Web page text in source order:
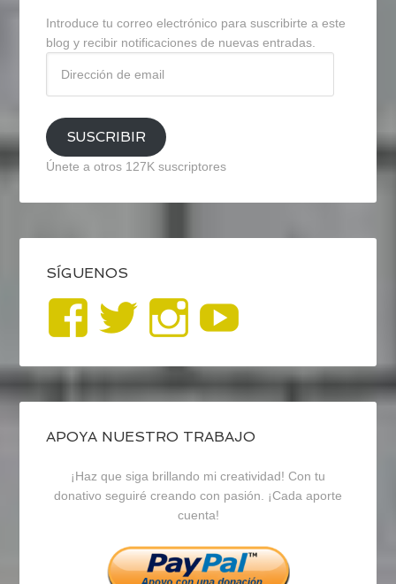
Introduce tu correo electrónico para suscribirte a este
blog y recibir notificaciones de nuevas entradas.
email
SUSCRIBIR
Únete a otros 127K suscriptores
SÍGUENOS
Ver
perfil
de
blogrecursosep
en
Facebook
Ver
perfil
de
recursosep
en
Twitter
Ver
perfil
de
recursosep
en
Instagram
APOYA NUESTRO TRABAJO
¡Haz que siga brillando mi creatividad! Con tu
donativo seguiré creando con pasión. ¡Cada aporte
cuenta!